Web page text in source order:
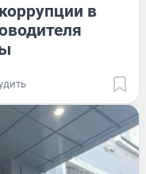
в